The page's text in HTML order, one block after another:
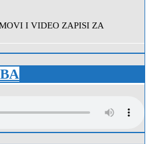
I VIDEO ZAPISI ZA